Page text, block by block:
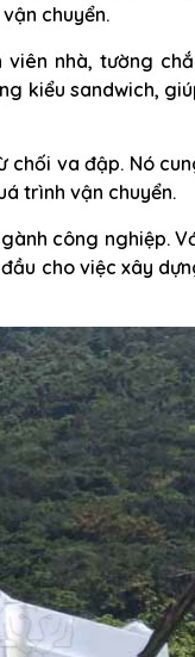
chuyển.
viên nhà, tường
kiểu sandwich,
chối va đập. Nó
trình vận chuyển.
công nghiệp.
cho việc xây